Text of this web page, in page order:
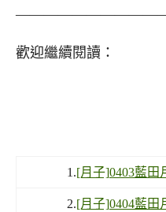
歡迎繼續閱讀：
1.[月子]0403藍田
2.[月子]0404藍田